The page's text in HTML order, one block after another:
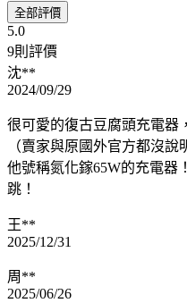
全部評價
5.0
9則評價
沈**
2024/09/29
很可愛的復古豆腐頭充電器
（賣家與原國外官方都沒
他號稱氮化鎵65W的充電器
跳！
王**
2025/12/31
周**
2025/06/26